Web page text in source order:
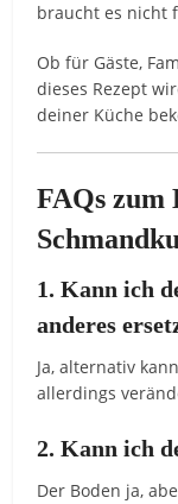
braucht es nicht
Ob für Gäste,
dieses Rezept
deiner Küche
FAQs zum
1. Kann ich
anderes
Ja, alternativ
allerdings
2. Kann ich
Der Boden ja,